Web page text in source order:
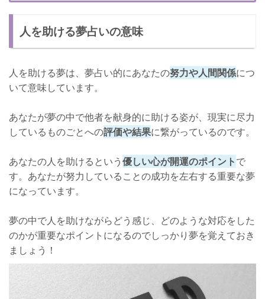
人を助ける夢占いの意味
人を助ける夢は、夢占い的にあなたの努力や人間関係につ
いて意味しています。
あなたが夢の中で他者を献身的に助ける姿が、現実に尽力
しているものごとへの評価や結果に繋がっているのです。
あなたの人を助けるという優しい心が開運のポイントで
す。あなたが努力していることの成功を左右する重要な夢
になっています。
夢の中で人を助けながらどう感じ、どのような対応をした
のかが重要なポイントになるのでしっかり夢を覚えておき
ましょう！